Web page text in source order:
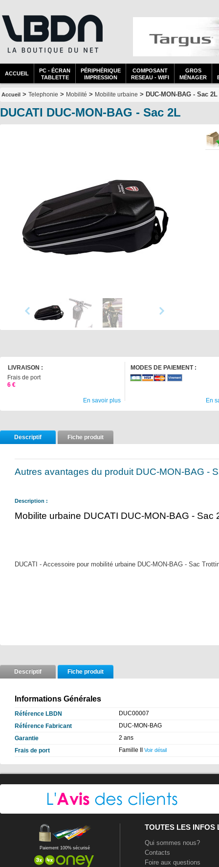
ACCUEIL
PC - ÉCRAN
TABLETTE
PÉRIPHÉRIQUE
IMPRESSION
COMPOSANT
RESEAU - WIFI
GROS
MÉNAGER
Accueil > Telephonie > Mobilité > Mobilite urbaine > DUC-MON-BAG - Sac 2L
DUCATI DUC-MON-BAG - Sac 2L
LIVRAISON :
Frais de port
6 €
En savoir plus
MODES DE PAIEMENT :
En
Descriptif Fiche produit
Autres avantages du produit DUC-MON-BAG -
Description :
Mobilite urbaine DUCATI DUC-MON-BAG - Sac
DUCATI - Accessoire pour mobilité urbaine DUC-MON-BAG - Sac
Descriptif Fiche produit
Informations Générales
Référence LBDN
DUC00007
Référence Fabricant
DUC-MON-BAG
Garantie
2 ans
Frais de port
Famille II Voir détail
Paiement 100% sécurisé
TOUTES LES INFOS
Qui sommes nous?
Contacts
Foire aux questions